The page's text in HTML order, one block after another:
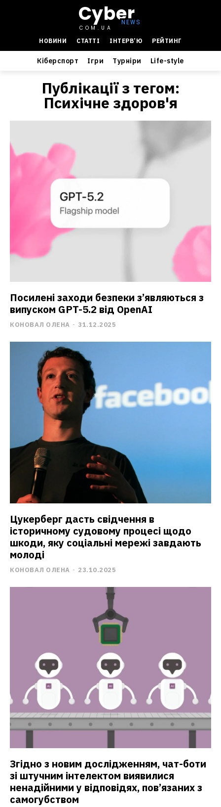
Cyber
COM.UA
НОВИНИ
СТАТТІ ІНТЕРВ’Ю РЕЙТИНГ
Кіберспорт Ігри Турніри Life-style
Публікації з тегом:
Психічне здоров'я
Посилені заходи безпеки з’являються з
випуском GPT-5.2 від OpenAI
КОНОВАЛ ОЛЕНА - 31.12.2025
Цукерберг дасть свідчення в
історичному судовому процесі щодо
шкоди, яку соціальні мережі завдають
молоді
КОНОВАЛ ОЛЕНА - 23.10.2025
Згідно з новим дослідженням, чат-боти
зі штучним інтелектом виявилися
ненадійними у відповідях, пов’язаних з
самогубством